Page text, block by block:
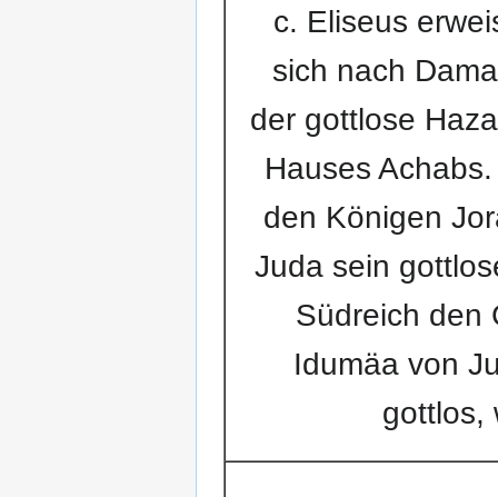
c. Eliseus
sich nach
der gottlose
Hauses
den Königen
Juda sein
Südreich den
Idumäa von
gottlos,